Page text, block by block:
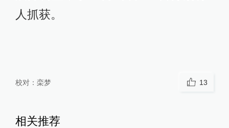
人抓获。
校对： 栾梦 13
相关推荐